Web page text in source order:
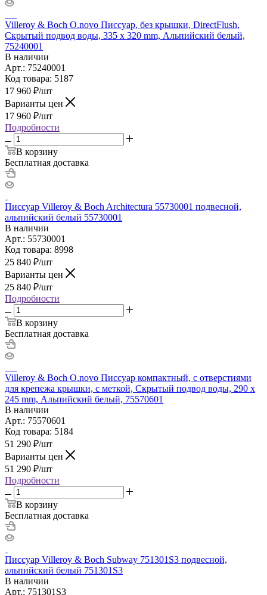
Villeroy & Boch O.novo Писсуар, без крышки, DirectFlush,
Скрытый подвод воды, 335 x 320 mm, Альпийский белый,
75240001
В наличии
Арт.: 75240001
Код товара: 5187
17 960 ₽/шт
Варианты цен
17 960 ₽/шт
Подробности
В корзину
Бесплатная доставка
Писсуар Villeroy & Boch Architectura 55730001 подвесной,
альпийский белый 55730001
В наличии
Арт.: 55730001
Код товара: 8998
25 840 ₽/шт
Варианты цен
25 840 ₽/шт
Подробности
В корзину
Бесплатная доставка
Villeroy & Boch O.novo Писсуар компактный, с отверстиями
для крепежа крышки, с меткой, Скрытый подвод воды, 290 x
245 mm, Альпийский белый, 75570601
В наличии
Арт.: 75570601
Код товара: 5184
51 290 ₽/шт
Варианты цен
51 290 ₽/шт
Подробности
В корзину
Бесплатная доставка
Писсуар Villeroy & Boch Subway 751301S3 подвесной,
альпийский белый 751301S3
В наличии
Арт.: 751301S3